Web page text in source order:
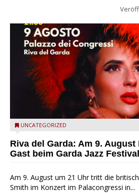
Riva del Garda - Emma Smith zu Gast
UNCATEGORIZED
Riva del Garda: Am 9. August
Gast beim Garda Jazz Festival
Am 9. August um 21 Uhr tritt die
Smith im Konzert im Palacongressi in...